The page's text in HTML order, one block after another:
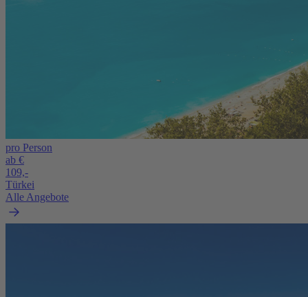
pro Person
ab €
109,-
Türkei
Alle Angebote